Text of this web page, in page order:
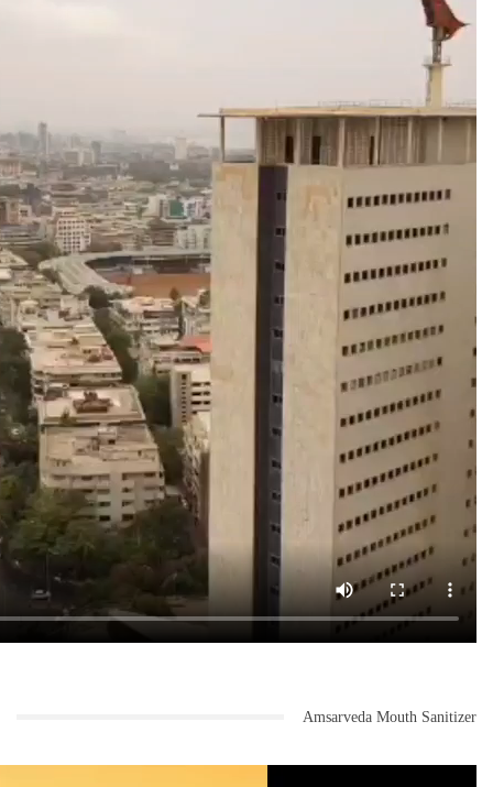
Amsarveda Mouth Sanitizer